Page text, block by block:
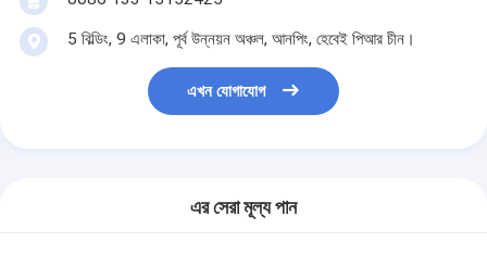
5 বিল্ডিং, 9 এলাকা, পূর্ব উন্নয়ন অঞ্চল, আনপিং, হেবেই পিআর চীন।
এখন যোগাযোগ
এর সেরা মূল্য পান